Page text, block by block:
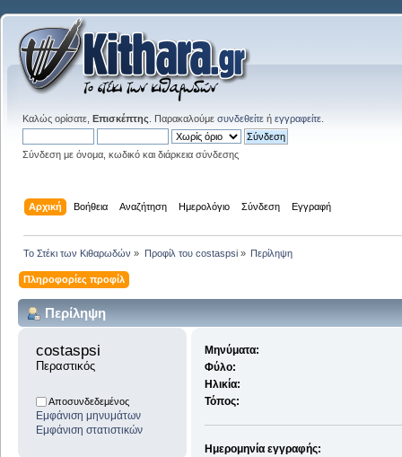
Καλώς ορίσατε, Επισκέπτης . Παρακαλούμε συνδεθείτε ή εγγραφείτε
Σύνδεση με όνομα, κωδικό και διάρκεια σύνδεσης
Αρχική Βοήθεια Αναζήτηση Ημερολόγιο Σύνδεση Εγγραφή
Το Στέκι των Κιθαρωδών » Προφίλ του costaspsi» Περίληψη
Πληροφορίες προφίλ
Περίληψη
costaspsi
Περαστικός
Αποσυνδεδεμένος
Εμφάνιση μηνυμάτων
Εμφάνιση στατιστικών
Μηνύματα:
Φύλο:
Ηλικία:
Τόπος:
Ημερομηνία εγγραφής: